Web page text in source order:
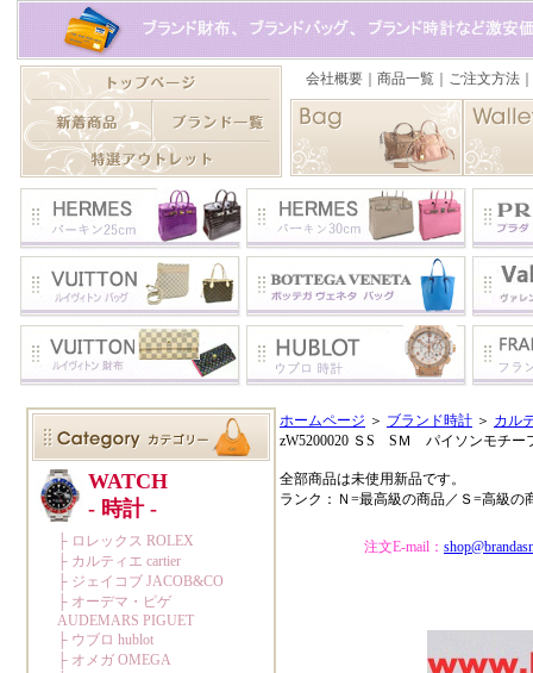
ホームページ ＞ ブランド時計 ＞ カル
zW5200020 ＳS SＭ パイソンモチー
全部商品は未使用新品です。
ランク：Ｎ=最高級の商品／Ｓ=高級の
注文E-mail：